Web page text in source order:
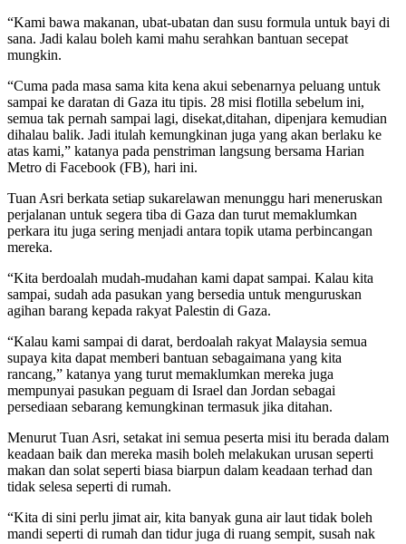
“Kami bawa makanan, ubat-ubatan dan susu formula untuk bayi di
sana. Jadi kalau boleh kami mahu serahkan bantuan secepat
mungkin.
“Cuma pada masa sama kita kena akui sebenarnya peluang untuk
sampai ke daratan di Gaza itu tipis. 28 misi flotilla sebelum ini,
semua tak pernah sampai lagi, disekat,ditahan, dipenjara kemudian
dihalau balik. Jadi itulah kemungkinan juga yang akan berlaku ke
atas kami,” katanya pada penstriman langsung bersama Harian
Metro di Facebook (FB), hari ini.
Tuan Asri berkata setiap sukarelawan menunggu hari meneruskan
perjalanan untuk segera tiba di Gaza dan turut memaklumkan
perkara itu juga sering menjadi antara topik utama perbincangan
mereka.
“Kita berdoalah mudah-mudahan kami dapat sampai. Kalau kita
sampai, sudah ada pasukan yang bersedia untuk menguruskan
agihan barang kepada rakyat Palestin di Gaza.
“Kalau kami sampai di darat, berdoalah rakyat Malaysia semua
supaya kita dapat memberi bantuan sebagaimana yang kita
rancang,” katanya yang turut memaklumkan mereka juga
mempunyai pasukan peguam di Israel dan Jordan sebagai
persediaan sebarang kemungkinan termasuk jika ditahan.
Menurut Tuan Asri, setakat ini semua peserta misi itu berada dalam
keadaan baik dan mereka masih boleh melakukan urusan seperti
makan dan solat seperti biasa biarpun dalam keadaan terhad dan
tidak selesa seperti di rumah.
“Kita di sini perlu jimat air, kita banyak guna air laut tidak boleh
mandi seperti di rumah dan tidur juga di ruang sempit, susah nak